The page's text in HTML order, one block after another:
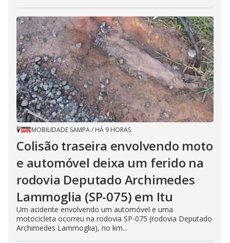
MOBILIDADE SAMPA/ HÁ 9 HORAS
Colisão traseira envolvendo moto
e automóvel deixa um ferido na
rodovia Deputado Archimedes
Lammoglia (SP-075) em Itu
Um acidente envolvendo um automóvel e uma
motocicleta ocorreu na rodovia SP-075 (rodovia Deputado
Archimedes Lammoglia), no km...